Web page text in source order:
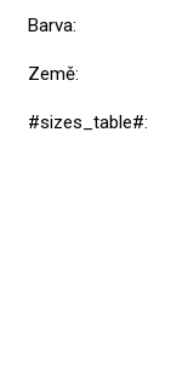
Barva:
Země:
#sizes_table#: